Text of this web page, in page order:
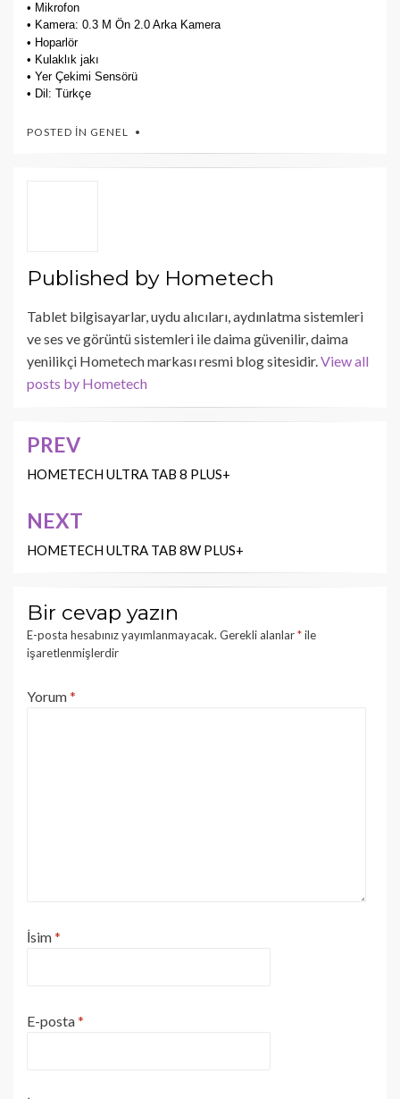
• Mikrofon
• Kamera: 0.3 M Ön 2.0 Arka Kamera
• Hoparlör
• Kulaklık jakı
• Yer Çekimi Sensörü
• Dil: Türkçe
POSTED IN GENEL
Published by Hometech
Tablet bilgisayarlar, uydu alıcıları, aydınlatma sistemleri
ve ses ve görüntü sistemleri ile daima güvenilir, daima
yenilikçi Hometech markası resmi blog sitesidir.View all
posts by Hometech
Yazı
dolaşımı
PREV
HOMETECH ULTRA TAB 8 PLUS+
NEXT
HOMETECH ULTRA TAB 8W PLUS+
Bir cevap yazın
E-posta hesabınız yayımlanmayacak. Gerekli alanlar*ile
işaretlenmişlerdir
Yorum*
İsim*
E-posta*